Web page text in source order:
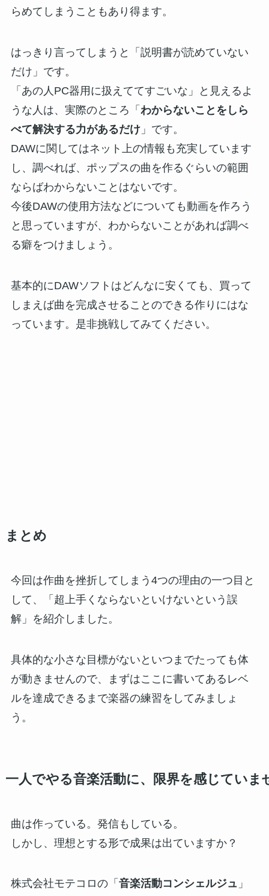
らめてしまうこともあり得ます。
はっきり言ってしまうと「説明書が読めていない
だけ」です。
「あの人PC器用に扱えててすごいな」と見えるよ
うな人は、実際のところ「 わからないことをしら
べて解決する力があるだけ」です。
DAWに関してはネット上の情報も充実しています
し、調べれば、ポップスの曲を作るぐらいの範囲
ならばわからないことはないです。
今後DAWの使用方法などについても動画を作ろう
と思っていますが、わからないことがあれば調べ
る癖をつけましょう。
基本的にDAWソフトはどんなに安くても、買って
しまえば曲を完成させることのできる作りにはな
っています。是非挑戦してみてください。
まとめ
今回は作曲を挫折してしまう4つの理由の一つ目と
して、「超上手くならないといけないという誤
解」を紹介しました。
具体的な小さな目標がないといつまでたっても体
が動きませんので、まずはここに書いてあるレベ
ルを達成できるまで楽器の練習をしてみましょ
う。
一人でやる音楽活動に、限界を感じていま
曲は作っている。発信もしている。
しかし、理想とする形で成果は出ていますか？
株式会社モテコロの「 音楽活動コンシェルジュ 」